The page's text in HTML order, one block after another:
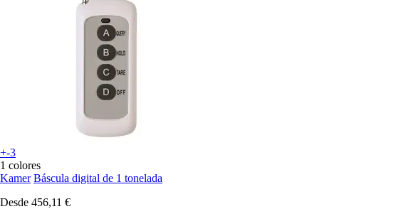
+-3
1 colores
Kamer Báscula digital de 1 tonelada
Desde 456,11 €